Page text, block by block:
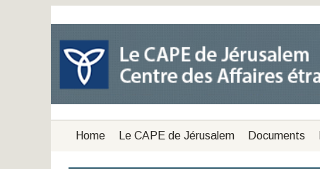
Home Le CAPE de Jérusalem Documents